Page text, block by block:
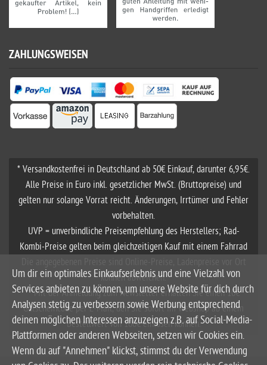
ZAHLUNGSWEISEN
* Versandkostenfrei in Deutschland ab 50€ Einkauf, darunter 6,95€.
Alle Preise in Euro inkl. gesetzlicher MwSt. (Bruttopreise) und
gelten nur solange Vorrat reicht. Änderungen, Irrtümer und Fehler
vorbehalten.
UVP = unverbindliche Preisempfehlung des Herstellers; Rad-
Kombi-Preise gelten beim gleichzeitigen Kauf mit einem Fahrrad
können abweichen.
**Mit der Anmeldung zum Newsletter erhalten Sie einen 10€
Gutscheincode per E-Mail, den Sie sofort im Webshop ab einem
Bestellwert von 100€ einlösen können.
Um dir ein optimales Einkaufserlebnis und eine Vielzahl von
Services anbieten zu können, um unsere Website für dich durch
Analysen stetig zu verbessern sowie Werbung entsprechend
deinen möglichen Interessen anzuzeigen z.B. auf Social-Media-
Plattformen oder anderen Webseiten, setzen wir Cookies ein.
Wenn du auf "Annehmen" klickst, stimmst du der Verwendung